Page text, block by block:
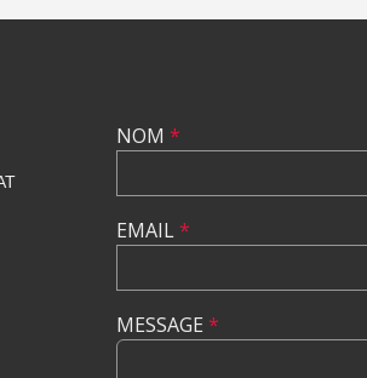
NOM *
EMAIL*
MESSAGE *